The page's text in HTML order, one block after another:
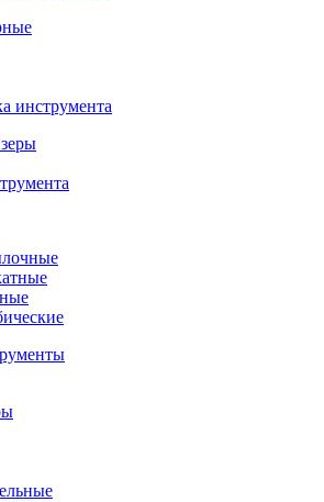
инструмента